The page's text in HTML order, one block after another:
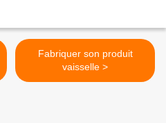
Fabriquer son produit
vaisselle >